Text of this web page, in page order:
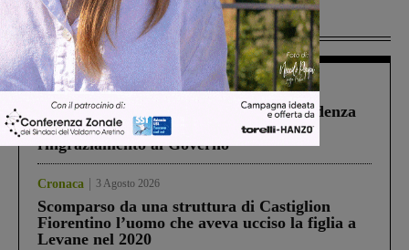
Più lette
Figline Incisa Valdarno 1 Agosto 2026
Piscina di Figline finanziata oltre la scadenza
Pnrr, il gruppo di Fratelli d’Italia: “Un
ringraziamento al Governo”
Cronaca 3 Agosto 2026
Scomparso da una struttura di Castiglion
Fiorentino l’uomo che aveva ucciso la figlia a
Levane nel 2020